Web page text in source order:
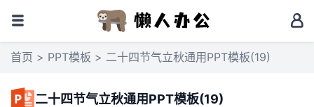
首页 > PPT模板 > 二十四节气立秋通用PPT模板(19)
二十四节气立秋通用PPT模板(19)